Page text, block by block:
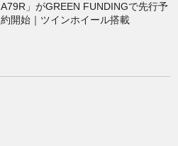
A79R」がGREEN FUNDINGで先行予
約開始｜ツインホイール搭載